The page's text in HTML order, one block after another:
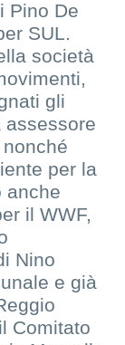
Pino De
SUL.
società
gli
assessore
per la
anche
il WWF,
Nino
e già
Comitato